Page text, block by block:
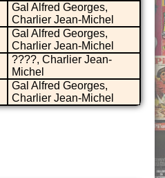
Gal Alfred Georges,
Charlier Jean-Michel
Gal Alfred Georges,
Charlier Jean-Michel
????, Charlier Jean-
Michel
Gal Alfred Georges,
Charlier Jean-Michel